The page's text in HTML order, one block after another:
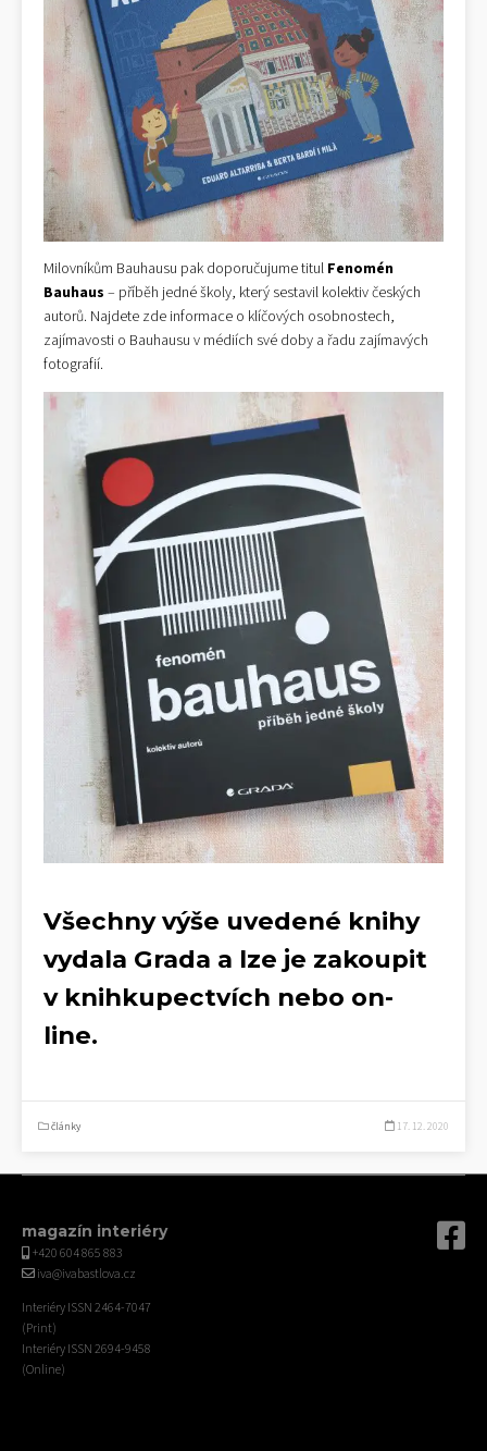
Milovníkům Bauhausu pak doporučujume titul Fenomén
Bauhaus – příběh jedné školy, který sestavil kolektiv českých
autorů. Najdete zde informace o klíčových osobnostech,
zajímavosti o Bauhausu v médiích své doby a řadu zajímavých
fotografií.
Všechny výše uvedené knihy
vydala Grada a lze je zakoupit
v knihkupectvích nebo on-
line.
články 17. 12. 2020
magazín interiéry
+420 604 865 883
iva@ivabastlova.cz
Interiéry ISSN 2464-7047
(Print)
Interiéry ISSN 2694-9458
(Online)